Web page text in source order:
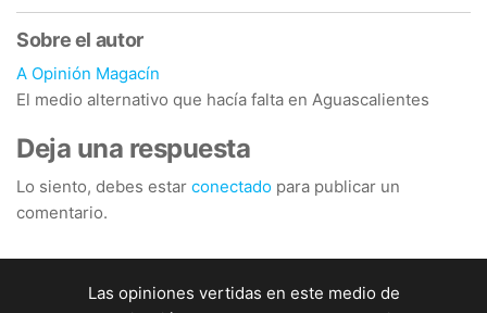
Sobre el autor
A Opinión Magacín
El medio alternativo que hacía falta en Aguascalientes
Deja una respuesta
Lo siento, debes estar conectado para publicar un
comentario.
Las opiniones vertidas en este medio de